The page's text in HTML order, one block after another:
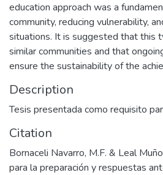
education approach was a
community, reducing vulnerability,
situations. It is suggested that this
similar communities and that
ensure the sustainability of the
Description
Tesis presentada como requisito
Citation
Bornaceli Navarro, M.F. & Leal
para la preparación y respuestas